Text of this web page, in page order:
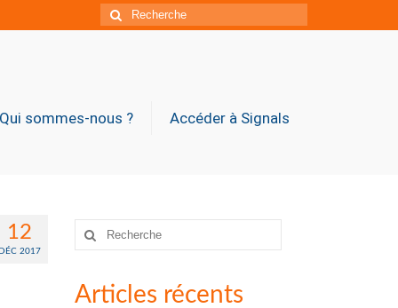
Rechercher
:
Qui sommes-nous ? Accéder à Signals
12
DÉC 2017
Rechercher
Articles récents